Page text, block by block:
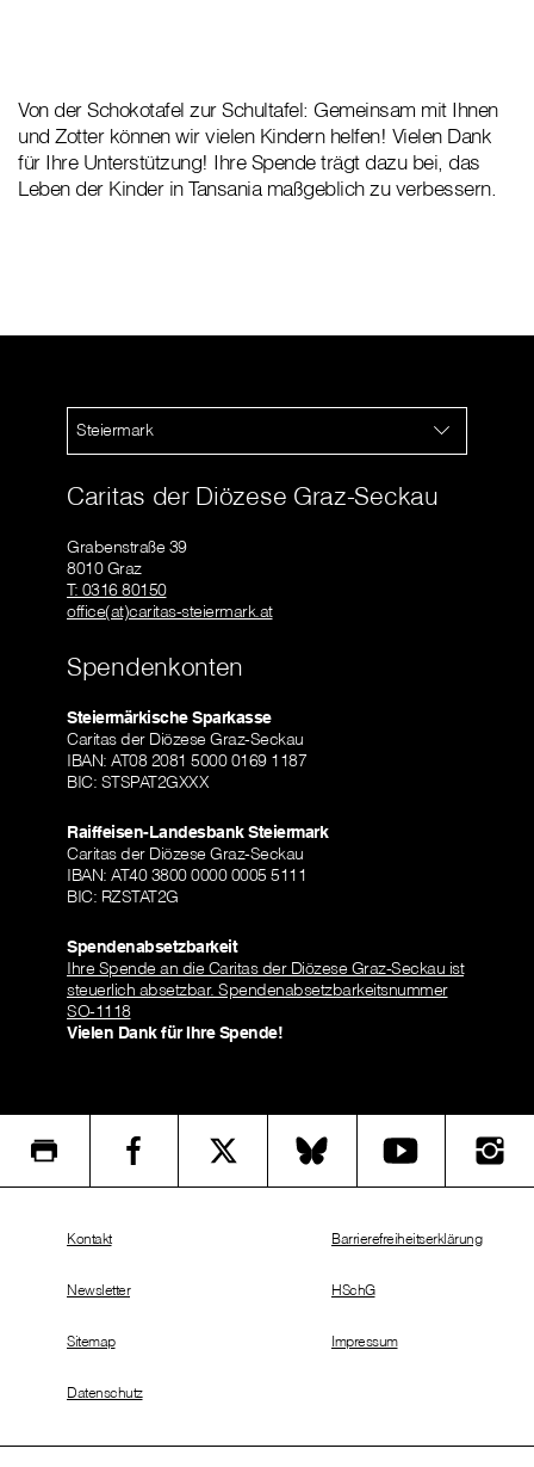
Von der Schokotafel zur Schultafel: Gemeinsam mit Ihnen
und Zotter können wir vielen Kindern helfen! Vielen Dank
für Ihre Unterstützung! Ihre Spende trägt dazu bei, das
Leben der Kinder in Tansania maßgeblich zu verbessern.
Steiermark
Caritas der Diözese Graz-Seckau
Grabenstraße 39
8010 Graz
T: 0316 80150
office(at)caritas-steiermark.at
Spendenkonten
Steiermärkische Sparkasse
Caritas der Diözese Graz-Seckau
IBAN: AT08 2081 5000 0169 1187
BIC: STSPAT2GXXX
Raiffeisen-Landesbank Steiermark
Caritas der Diözese Graz-Seckau
IBAN: AT40 3800 0000 0005 5111
BIC: RZSTAT2G
Spendenabsetzbarkeit
Ihre Spende an die Caritas der Diözese Graz-Seckau ist
steuerlich absetzbar. Spendenabsetzbarkeitsnummer
SO-1118
Vielen Dank für Ihre Spende!
Kontakt
Newsletter
Sitemap
Datenschutz
Barrierefreiheitserklärung
HSchG
Impressum